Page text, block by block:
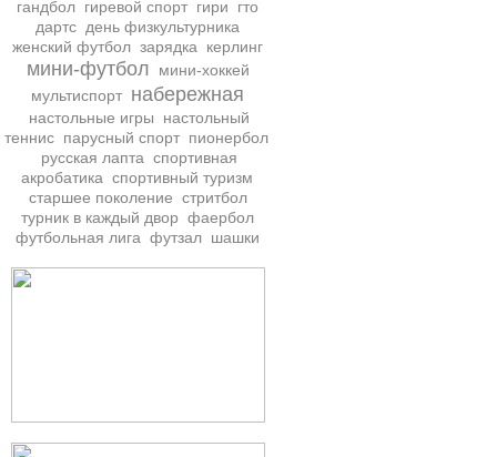
гандбол гиревой спорт гири
гто
дартс день физкультурника
женский футбол зарядка керлинг
мини-футбол
мини-хоккей
мультиспорт набережная
настольные игры
настольный
теннис парусный спорт пионербол
русская лапта спортивная
акробатика спортивный туризм
старшее поколение стритбол
турник в каждый двор фаербол
футбольная лига футзал шашки